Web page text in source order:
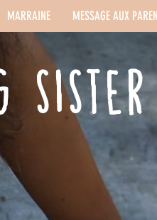
MARRAINE MESSAGE AUX
SISTER